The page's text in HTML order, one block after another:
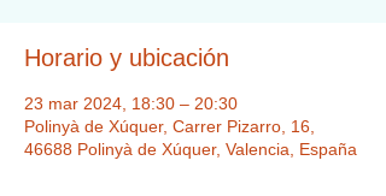
Horario y ubicación
23 mar 2024, 18:30 – 20:30
Polinyà de Xúquer, Carrer Pizarro, 16,
46688 Polinyà de Xúquer, Valencia, España